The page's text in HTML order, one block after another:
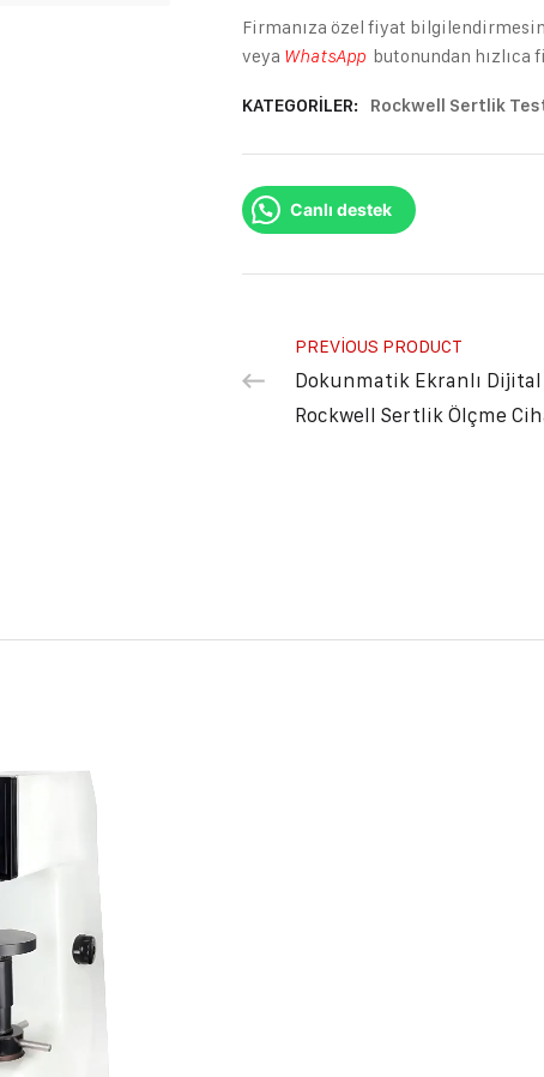
Firmanıza özel fiyat
veya WhatsApp butonundan
KATEGORILER: Rockwell Sertlik
Canlı destek
PREVIOUS PRODUCT
Dokunmatik Ekranlı Dijital
Rockwell Sertlik Ölçme